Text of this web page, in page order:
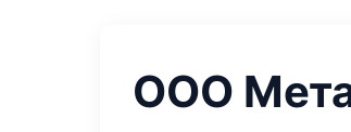
ООО